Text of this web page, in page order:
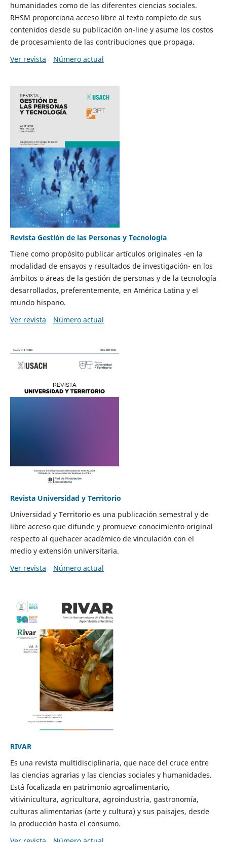
humanidades como de las diferentes ciencias sociales.
RHSM proporciona acceso libre al texto completo de sus
contenidos desde su publicación on-line y asume los costos
de procesamiento de las contribuciones que propaga.
Ver revista
Número actual
Revista Gestión de las Personas y Tecnología
Tiene como propósito publicar artículos originales -en la
modalidad de ensayos y resultados de investigación- en los
ámbitos o áreas de la gestión de personas y de la tecnología
desarrollados, preferentemente, en América Latina y el
mundo hispano.
Ver revista
Número actual
Revista Universidad y Territorio
Universidad y Territorio es una publicación semestral y de
libre acceso que difunde y promueve conocimiento original
respecto al quehacer académico de vinculación con el
medio y extensión universitaria.
Ver revista
Número actual
RIVAR
Es una revista multidisciplinaria, que nace del cruce entre
las ciencias agrarias y las ciencias sociales y humanidades.
Está focalizada en patrimonio agroalimentario,
vitivinicultura, agricultura, agroindustria, gastronomía,
culturas alimentarias (arte y cultura) y sus paisajes, desde
la producción hasta el consumo.